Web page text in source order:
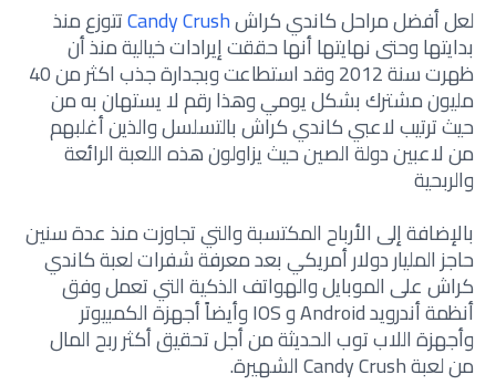
لعل أفضل مراحل كاندي كراشCandy Crushتتوزع منذ
بدايتها وحتى نهايتها أنها حققت إيرادات خيالية منذ أن
ظهرت سنة 2012 وقد استطاعت وبجدارة جذب اكثر من 40
مليون مشترك بشكل يومي وهذا رقم لا يستهان به من
حيث ترتيب لاعبي كاندي كراش بالتسلسل والذين أغلبهم
من لاعبين دولة الصين حيث يزاولون هذه اللعبة الرائعة
والربحية
بالإضافة إلى الأرباح المكتسبة والتي تجاوزت منذ عدة سنين
حاجز المليار دولار أمريكي بعد معرفة شفرات لعبة كاندي
كراش على الموبايل والهواتف الذكية التي تعمل وفق
أنظمة أندرويد Android و IOS وأيضاً أجهزة الكمبيوتر
وأجهزة اللاب توب الحديثة من أجل تحقيق أكثر ربح المال
من لعبة Candy Crush الشهيرة.